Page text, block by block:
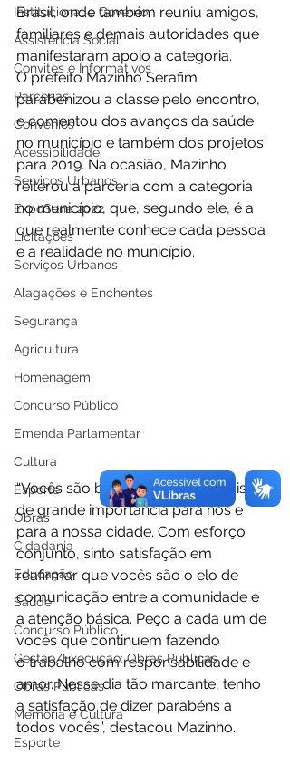
Institucional e Governo
Assistência Social
Convites e Informativos
Parcerias
Convênios
Acessibilidade
Serviços Urbanos
ExpoSena 2022
Licitações
Serviços Urbanos
Alagações e Enchentes
Segurança
Agricultura
Homenagem
Concurso Público
Emenda Parlamentar
Cultura
Esporte
Obras
Cidadania
Educação
Saúde
Concurso Público
Gestão/Execução: Obras Públicas
Obras Públicas
Memória e Cultura
Esporte
Brasil, onde também reuniu amigos,
familiares e demais autoridades que
manifestaram apoio a categoria.
O prefeito Mazinho Serafim
parabenizou a classe pelo encontro,
e comentou dos avanços da saúde
no município e também dos projetos
para 2019. Na ocasião, Mazinho
reiterou a parceria com a categoria
no município, que, segundo ele, é a
que realmente conhece cada pessoa
e a realidade no município.
“Vocês são brilhantes profissionais,
de grande importância para nós e
para a nossa cidade. Com esforço
conjunto, sinto satisfação em
reafirmar que vocês são o elo de
comunicação entre a comunidade e
a atenção básica. Peço a cada um de
vocês que continuem fazendo
o trabalho com responsabilidade e
amor. Nesse dia tão marcante, tenho
a satisfação de dizer parabéns a
todos vocês”, destacou Mazinho.